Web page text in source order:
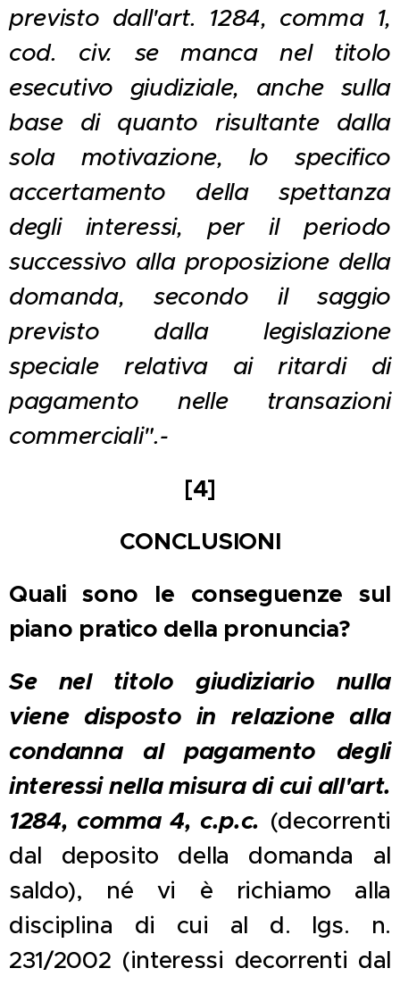
previsto dall'art. 1284, comma 1,
cod. civ. se manca nel titolo
esecutivo giudiziale, anche sulla
base di quanto risultante dalla
sola motivazione, lo specifico
accertamento della spettanza
degli interessi, per il periodo
successivo alla proposizione della
domanda, secondo il saggio
previsto dalla legislazione
speciale relativa ai ritardi di
pagamento nelle transazioni
commerciali".-
[4]
CONCLUSIONI
Quali sono le conseguenze sul
piano pratico della pronuncia?
Se nel titolo giudiziario nulla
viene disposto in relazione alla
condanna al pagamento degli
interessi nella misura di cui all'art.
1284, comma 4, c.p.c. (decorrenti
dal deposito della domanda al
saldo), né vi è richiamo alla
disciplina di cui al d. lgs. n.
231/2002 (interessi decorrenti dal